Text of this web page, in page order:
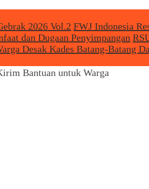
2026 Vol.2 FWJ Indonesia
dan Dugaan Penyimpangan
Desak Kades Batang-Batang
Bantuan untuk Warga